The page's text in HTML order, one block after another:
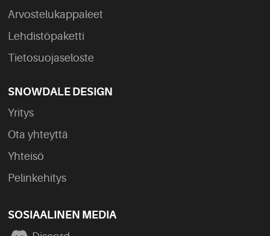
Arvostelukappaleet
Lehdistöpaketti
Tietosuojaseloste
SNOWDALE DESIGN
Yritys
Ota yhteyttä
Yhteisö
Pelinkehitys
SOSIAALINEN MEDIA